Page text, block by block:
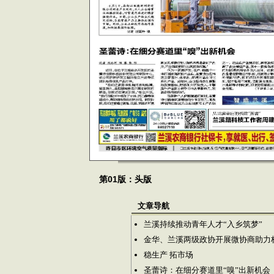
第01版：头版
文章导航
兰溪持续推动青年人才“入乡筑梦”
金华、兰溪两级政协开展微协商助力
稳生产 拓市场
圣蕾诗：在细分赛道里“嗅”出新机会